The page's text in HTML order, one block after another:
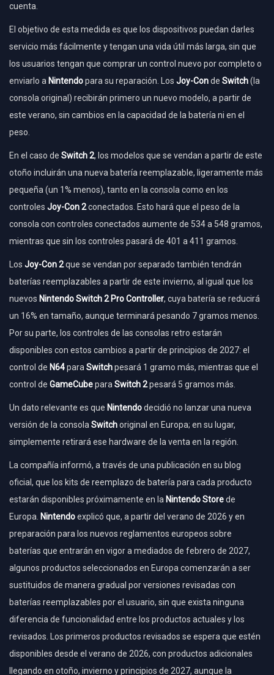
cuenta.
El objetivo de esta medida es que los dispositivos puedan darles
servicio más fácilmente y tengan una vida útil más larga, sin que
los usuarios tengan que comprar un control nuevo por completo o
enviarlo a Nintendopara su reparación. Los Joy-Conde Switch(la
consola original) recibirán primero un nuevo modelo, a partir de
este verano, sin cambios en la capacidad de la batería ni en el
peso.
En el caso de Switch 2, los modelos que se vendan a partir de este
otoño incluirán una nueva batería reemplazable, ligeramente más
pequeña (un 1% menos), tanto en la consola como en los
controles Joy-Con 2conectados. Esto hará que el peso de la
consola con controles conectados aumente de 534 a 548 gramos,
mientras que sin los controles pasará de 401 a 411 gramos.
Los Joy-Con 2que se vendan por separado también tendrán
baterías reemplazables a partir de este invierno, al igual que los
nuevos Nintendo Switch 2 Pro Controller, cuya batería se reducirá
un 16% en tamaño, aunque terminará pesando 7 gramos menos.
Por su parte, los controles de las consolas retro estarán
disponibles con estos cambios a partir de principios de 2027: el
control de N64para Switchpesará 1 gramo más, mientras que el
control de GameCubepara Switch 2pesará 5 gramos más.
Un dato relevante es que Nintendodecidió no lanzar una nueva
versión de la consola Switchoriginal en Europa; en su lugar,
simplemente retirará ese hardware de la venta en la región.
La compañía informó, a través de una publicación en su blog
oficial, que los kits de reemplazo de batería para cada producto
estarán disponibles próximamente en la Nintendo Storede
Europa. Nintendoexplicó que, a partir del verano de 2026 y en
preparación para los nuevos reglamentos europeos sobre
baterías que entrarán en vigor a mediados de febrero de 2027,
algunos productos seleccionados en Europa comenzarán a ser
sustituidos de manera gradual por versiones revisadas con
baterías reemplazables por el usuario, sin que exista ninguna
diferencia de funcionalidad entre los productos actuales y los
revisados. Los primeros productos revisados se espera que estén
disponibles desde el verano de 2026, con productos adicionales
llegando en otoño, invierno y principios de 2027, aunque la